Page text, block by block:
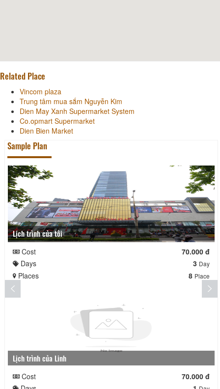
Related Place
Vincom plaza
Trung tâm mua sắm Nguyễn Kim
Dien May Xanh Supermarket System
Co.opmart Supermarket
Dien Bien Market
Sample Plan
Lịch trình của tôi
Cost
70.000 đ
Days
3 Day
Places 8 Place
Lịch trình của Linh
Cost
70.000 đ